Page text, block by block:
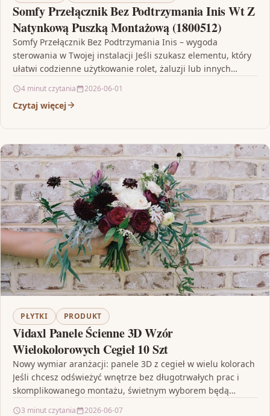
Somfy Przełącznik Bez Podtrzymania Inis Wt Z
Natynkową Puszką Montażową (1800512)
Somfy Przełącznik Bez Podtrzymania Inis – wygoda
sterowania w Twojej instalacji Jeśli szukasz elementu, który
ułatwi codzienne użytkowanie rolet, żaluzji lub innych
4 minut czytania 2026-06-01
Czytaj więcej
PŁYTKI PRODUKT
Vidaxl Panele Ścienne 3D Wzór
Wielokolorowych Cegieł 10 Szt
Nowy wymiar aranżacji: panele 3D z cegieł w wielu kolorach
Jeśli chcesz odświeżyć wnętrze bez długotrwałych prac i
skomplikowanego montażu, świetnym wyborem będą
3 minut czytania 2026-06-07